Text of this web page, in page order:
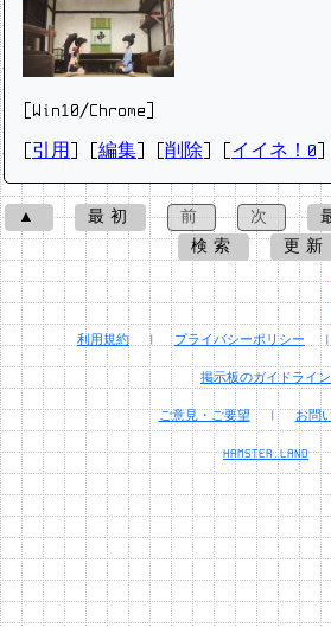
[Win10/Chrome]
引用 編集 削除 イイネ！0
▲ 最初 前 次
検索
更新
利用規約 | プライバシーポリシー
掲示板のガイドライン
ご意見・ご要望 お問
HAMSTER.LAND